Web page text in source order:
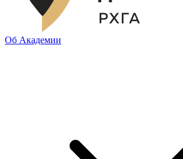
Об Академии